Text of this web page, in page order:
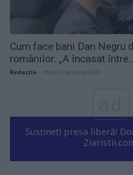
Cum face bani Dan Negru
românilor. „A încasat
Redacţia marți, 9 ianuarie 2024
Susțineți presa liberă!